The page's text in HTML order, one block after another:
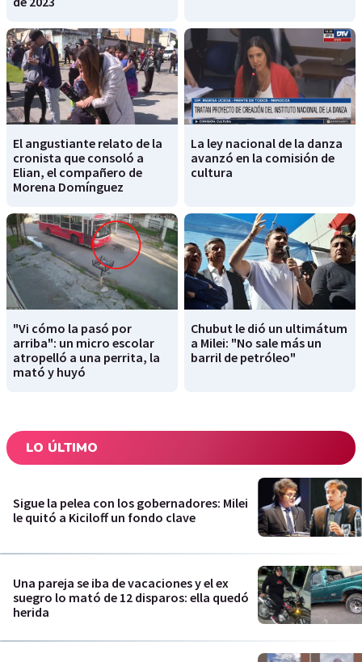
El angustiante relato de la
cronista que consoló a
Elian, el compañero de
Morena Domínguez
La ley nacional de la danza
avanzó en la comisión de
cultura
"Vi cómo la pasó por
arriba": un micro escolar
atropelló a una perrita, la
mató y huyó
Chubut le dió un ultimátum
a Milei: "No sale más un
barril de petróleo"
LO ÚLTIMO
Sigue la pelea con los gobernadores: Milei
le quitó a Kiciloff un fondo clave
Una pareja se iba de vacaciones y el ex
suegro lo mató de 12 disparos: ella quedó
herida